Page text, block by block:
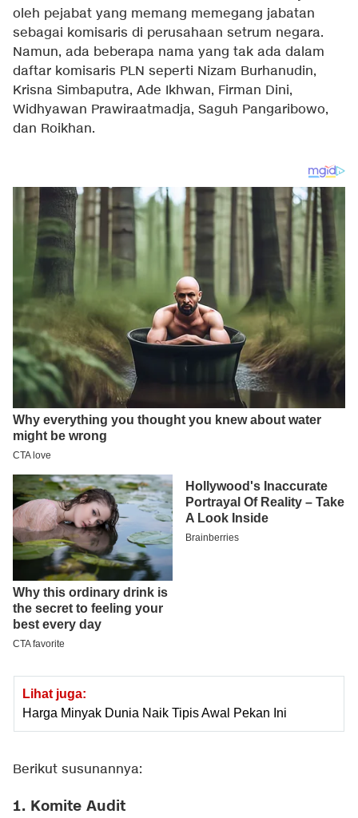
oleh pejabat yang memang memegang jabatan
sebagai komisaris di perusahaan setrum negara.
Namun, ada beberapa nama yang tak ada dalam
daftar komisaris PLN seperti Nizam Burhanudin,
Krisna Simbaputra, Ade Ikhwan, Firman Dini,
Widhyawan Prawiraatmadja, Saguh Pangaribowo,
dan Roikhan.
Lihat juga:
Harga Minyak Dunia Naik Tipis Awal Pekan Ini
Berikut susunannya:
1. Komite Audit